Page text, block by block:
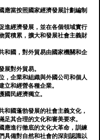
應當按照國家經濟發展計劃編制
進經濟發展，並在各個領域實行
質積累，擴大和發展社會主義財
和國，對外貿易由國家機關和企
展對外貿易。
，企業和組織與外國公司和個人
立和經營各種企業。
國民經濟獨立。
和國蓬勃發展的社會主義文化，
其合理的文化和審美要求。
應進行徹底的文化大革命，訓練
具備對自然和社會的深刻認識以